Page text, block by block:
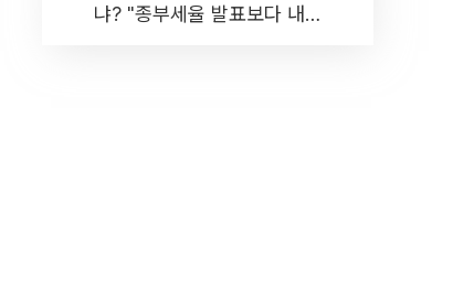
냐? "종부세율 발표보다 내릴